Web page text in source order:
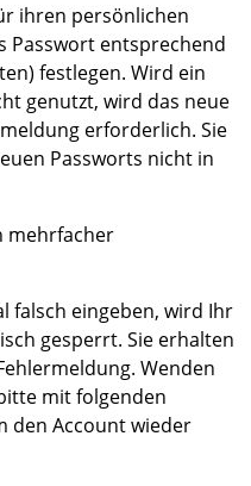
ihren persönlichen
Passwort entsprechend
festlegen. Wird ein
genutzt, wird das neue
erforderlich. Sie
Passworts nicht in
mehrfacher
falsch eingeben, wird Ihr
gesperrt. Sie erhalten
Wenden
mit folgenden
den Account wieder